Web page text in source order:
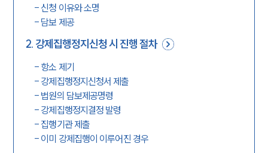
-신청 이유와 소명
- 담보 제공
2. 강제집행정지신청 시 진행 절차
- 항소 제기
- 강제집행정지신청서 제출
- 법원의 담보제공명령
- 강제집행정지결정 발령
- 집행기관 제출
- 이미 강제집행이 이루어진 경우